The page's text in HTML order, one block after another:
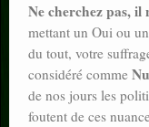
Ne cherchez pas, il
mettant un Oui ou
du tout, votre
considéré comme
de nos jours les
foutent de ces